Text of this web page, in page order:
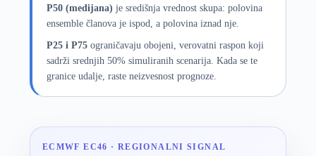
P50 (medijana) je središnja vrednost skupa: polovina
ensemble članova je ispod, a polovina iznad nje.
P25 i P75ograničavaju obojeni, verovatni raspon koji
sadrži srednjih 50% simuliranih scenarija. Kada se te
granice udalje, raste neizvesnost prognoze.
ECMWF EC46 · REGIONALNI SIGNAL